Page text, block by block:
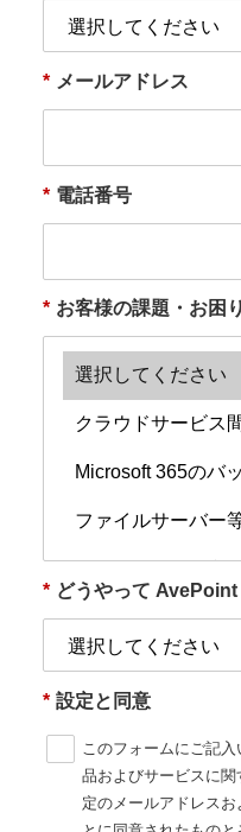
* メールアドレス
* 電話番号
* お客様の課題・お困
* どうやって AvePoint
* 設定と同意
このフォームにご記
品およびサービスに
定のメールアドレス